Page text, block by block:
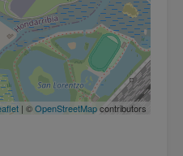
| ©OpenStreetMapcontributors